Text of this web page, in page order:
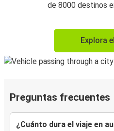
de 8000 destinos
Explora
Preguntas frecuentes
¿Cuánto dura el viaje en